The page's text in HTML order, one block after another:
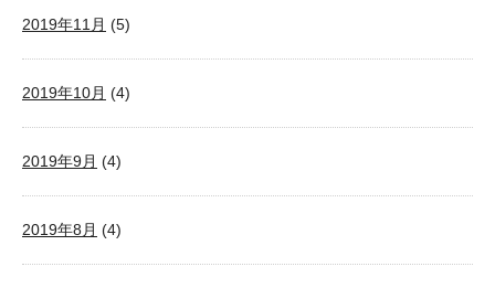
2019年11月 (5)
2019年10月 (4)
2019年9月 (4)
2019年8月 (4)